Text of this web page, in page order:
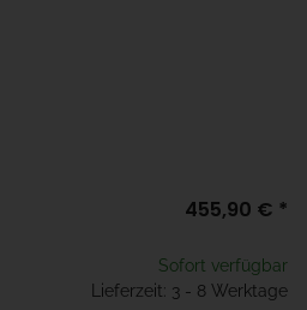
455,90 € *
Sofort verfügbar
Lieferzeit: 3 - 8 Werktage